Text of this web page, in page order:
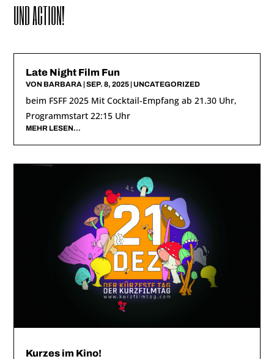
UND ACTION!
Late Night Film Fun
VON BARBARA |SEP. 8, 2025 |UNCATEGORIZED
beim FSFF 2025 Mit Cocktail-Empfang ab 21.30 Uhr,
Programmstart 22:15 Uhr
MEHR LESEN…
Kurzes im Kino!